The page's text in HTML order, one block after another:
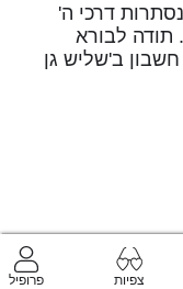
צפיות פרופיל
דרכי ה'
תודה לבורא
ב'שליש גן